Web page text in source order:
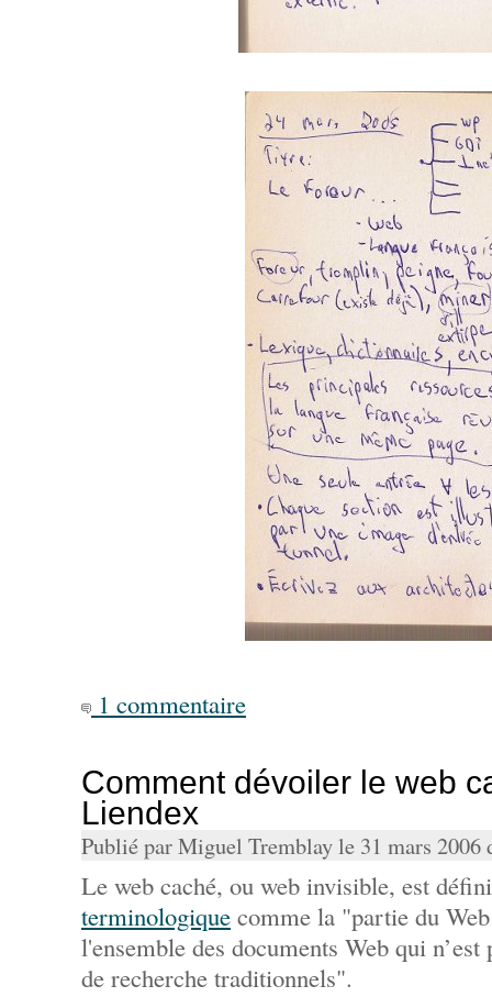
1 commentaire
Comment dévoiler le web
Liendex
Publié par Miguel Tremblay le 31 mars 2006
Le web caché, ou web invisible, est
terminologique comme la "partie du
l'ensemble des documents Web qui
de recherche traditionnels".